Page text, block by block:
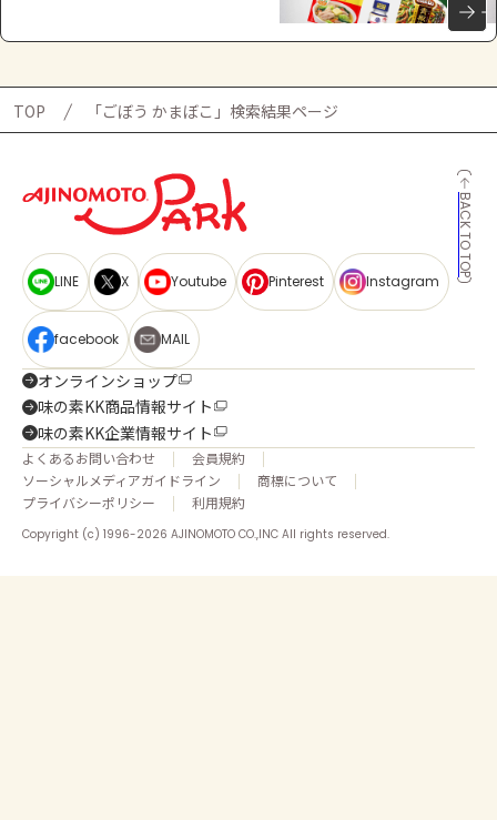
TOP 「ごぼう かまぼこ」検索結果ページ
BACK TO TOP
LINE X Youtube Pinterest Instagram
facebook MAIL
オンラインショップ
味の素KK商品情報サイト
味の素KK企業情報サイト
よくあるお問い合わせ
会員規約
ソーシャルメディアガイドライン
商標について
プライバシーポリシー
利用規約
Copyright (c) 1996-2026 AJINOMOTO CO.,INC All rights reserved.